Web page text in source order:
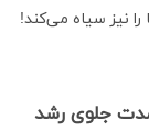
نیز سیاه می‌کند!
جلوی رشد